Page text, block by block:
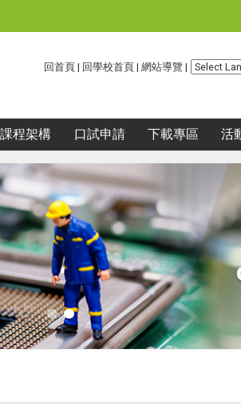
回首頁 | 回學校首頁 | 網站導覽 |
課程架構 口試申請 下載專區 活